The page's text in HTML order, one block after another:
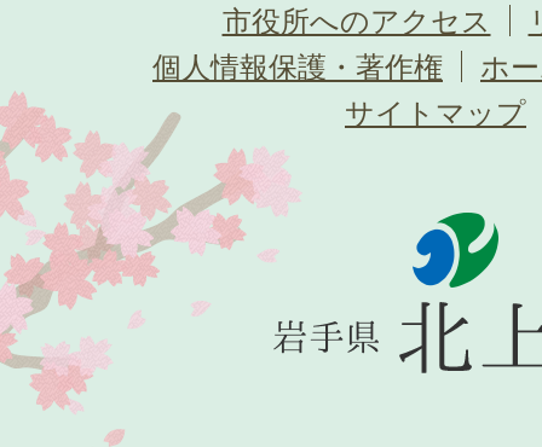
市役所へのアクセス
個人情報保護・著作権
ホ
サイトマップ